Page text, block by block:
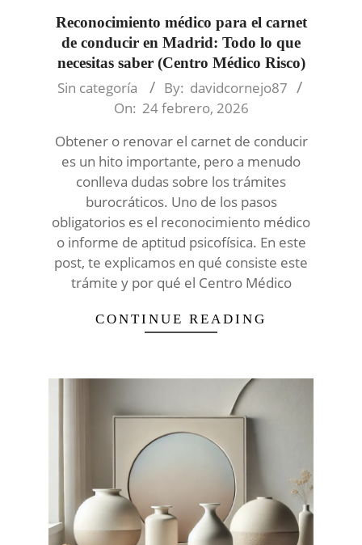
Reconocimiento médico para el carnet
de conducir en Madrid: Todo lo que
necesitas saber (Centro Médico Risco)
2026-
Sin categoría By: davidcornejo87
On: 24 febrero, 2026
Obtener o renovar el carnet de conducir
es un hito importante, pero a menudo
conlleva dudas sobre los trámites
burocráticos. Uno de los pasos
obligatorios es el reconocimiento médico
o informe de aptitud psicofísica. En este
post, te explicamos en qué consiste este
trámite y por qué el Centro Médico
CONTINUE READING